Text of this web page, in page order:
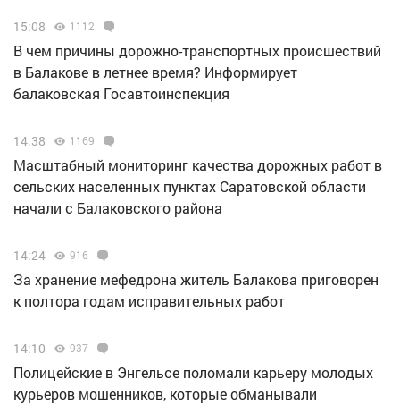
15:08 1112
В чем причины дорожно-транспортных происшествий
в Балакове в летнее время? Информирует
балаковская Госавтоинспекция
14:38 1169
Масштабный мониторинг качества дорожных работ в
сельских населенных пунктах Саратовской области
начали с Балаковского района
14:24 916
За хранение мефедрона житель Балакова приговорен
к полтора годам исправительных работ
14:10 937
Полицейские в Энгельсе поломали карьеру молодых
курьеров мошенников, которые обманывали